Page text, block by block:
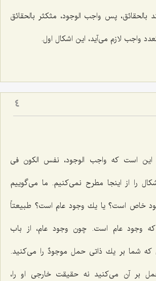
پس واجب الوجود، مثكثر بالحقائق
واجب لازم مى‌آید، این اشكال اول.
4
این است كه واجب الوجود، نفس الكون فى
را از اینجا مطرح نمى‌كنیم. ما مى‌گوییم
خاص است؟ یا یك وجود عام است؟ طبیعتاً
كه وجود عام است. چون وجود عام، از باب
شما بر یك ذاتى حمل موجودٌ را مى‌كنید.
بر آن مى‌كنید نه حقیقت خارجى او را،